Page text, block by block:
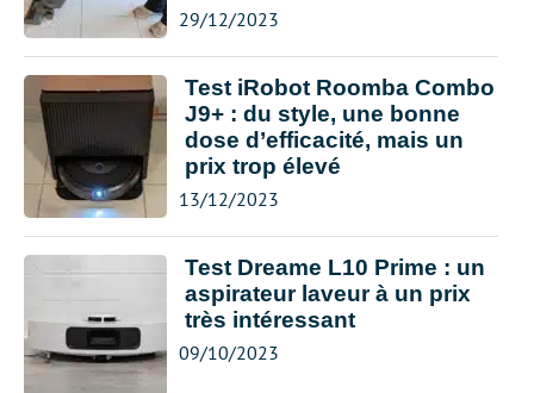
29/12/2023
Test iRobot Roomba Combo
J9+ : du style, une bonne
dose d’efficacité, mais un
prix trop élevé
13/12/2023
Test Dreame L10 Prime : un
aspirateur laveur à un prix
très intéressant
09/10/2023